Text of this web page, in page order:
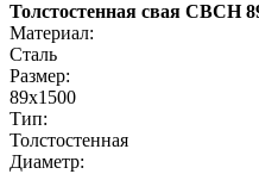
Толстостенная свая СВСН
Материал:
Сталь
Размер:
89х1500
Тип:
Толстостенная
Диаметр: